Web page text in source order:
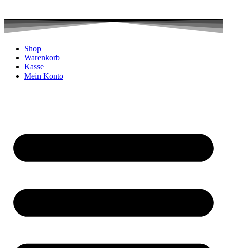
Shop
Warenkorb
Kasse
Mein Konto